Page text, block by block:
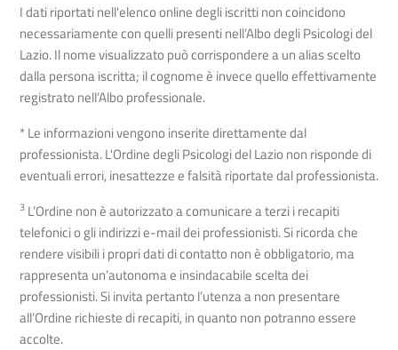
I dati riportati nell'elenco online degli iscritti non coincidono
necessariamente con quelli presenti nell’Albo degli Psicologi del
Lazio. Il nome visualizzato può corrispondere a un alias scelto
dalla persona iscritta; il cognome è invece quello effettivamente
registrato nell’Albo professionale.
* Le informazioni vengono inserite direttamente dal
professionista. L'Ordine degli Psicologi del Lazio non risponde di
eventuali errori, inesattezze e falsità riportate dal professionista.
3 L’Ordine non è autorizzato a comunicare a terzi i recapiti
telefonici o gli indirizzi e-mail dei professionisti. Si ricorda che
rendere visibili i propri dati di contatto non è obbligatorio, ma
rappresenta un’autonoma e insindacabile scelta dei
professionisti. Si invita pertanto l’utenza a non presentare
all’Ordine richieste di recapiti, in quanto non potranno essere
accolte.